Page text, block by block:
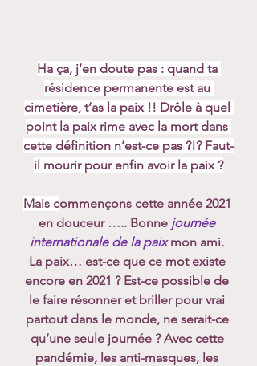
Ha ça, j’en doute pas : quand ta
résidence permanente est au
cimetière, t’as la paix !! Drôle à quel
point la paix rime avec la mort dans
cette définition n’est-ce pas ?!? Faut-
il mourir pour enfin avoir la paix ?
Mais commençons cette année 2021
en douceur ….. Bonne journée
internationale de la paix mon ami.
La paix… est-ce que ce mot existe
encore en 2021 ? Est-ce possible de
le faire résonner et briller pour vrai
partout dans le monde, ne serait-ce
qu’une seule journée ? Avec cette
pandémie, les anti-masques, les